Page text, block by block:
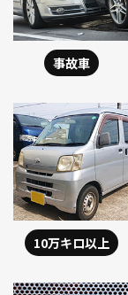
事故車
10万キロ以上